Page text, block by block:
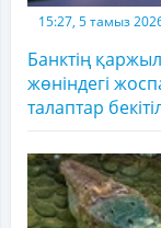
15:27, 5 тамыз
Банктің
жөніндегі
талаптар